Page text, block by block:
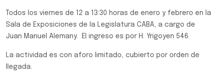
Todos los viernes de 12 a 13:30 horas de enero y febrero en la
Sala de Exposiciones de la Legislatura CABA, a cargo de
Juan Manuel Alemany. El ingreso es por H. Yrigoyen 546.
La actividad es con aforo limitado, cubierto por orden de
llegada.